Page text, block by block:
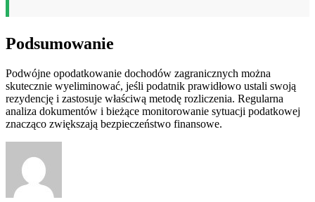
Podsumowanie
Podwójne opodatkowanie dochodów zagranicznych można
skutecznie wyeliminować, jeśli podatnik prawidłowo ustali swoją
rezydencję i zastosuje właściwą metodę rozliczenia. Regularna
analiza dokumentów i bieżące monitorowanie sytuacji podatkowej
znacząco zwiększają bezpieczeństwo finansowe.